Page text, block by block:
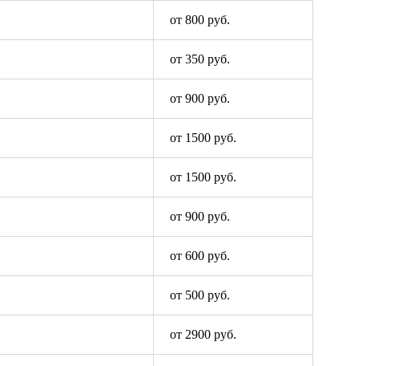
от 800 руб.
от 350 руб.
от 900 руб.
от 1500 руб.
от 1500 руб.
от 900 руб.
от 600 руб.
от 500 руб.
от 2900 руб.